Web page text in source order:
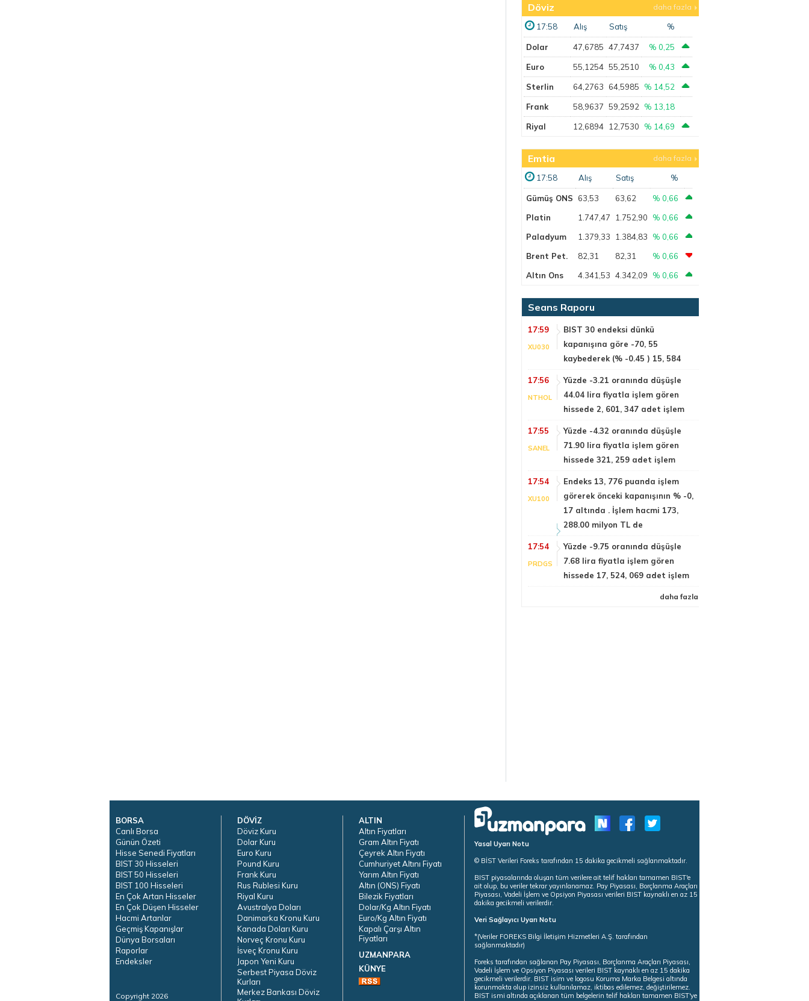
Döviz daha fazla
17:58 Alış Satış %
Dolar 47,6785 47,7437 % 0,25
Euro 55,1254 55,2510 % 0,43
Sterlin 64,2763 64,5985 % 14,52
Frank 58,9637 59,2592 % 13,18
Riyal 12,6894 12,7530 % 14,69
Emtia daha fazla
17:58 Alış Satış %
Gümüş ONS 63,53 63,62
% 0,66
Platin
1.747,47 1.752,90
% 0,66
Paladyum
1.379,33 1.384,83
% 0,66
Brent Pet.
82,31 82,31
% 0,66
Altın Ons
4.341,53 4.342,09 % 0,66
Seans Raporu
17:59
XU030
BIST 30 endeksi dünkü
kapanışına göre -70, 55
kaybederek (% -0.45 ) 15, 584
17:56
NTHOL
Yüzde -3.21 oranında düşüşle
44.04 lira fiyatla işlem gören
hissede 2, 601, 347 adet işlem
17:55
SANEL
Yüzde -4.32 oranında düşüşle
71.90 lira fiyatla işlem gören
hissede 321, 259 adet işlem
17:54
XU100
Endeks 13, 776 puanda işlem
görerek önceki kapanışının % -0,
17 altında . İşlem hacmi 173,
288.00 milyon TL de
17:54
PRDGS
Yüzde -9.75 oranında düşüşle
7.68 lira fiyatla işlem gören
hissede 17, 524, 069 adet işlem
daha fazla
BORSA
Canlı Borsa
Günün Özeti
Hisse Senedi Fiyatları
BIST 30 Hisseleri
BIST 50 Hisseleri
BIST 100 Hisseleri
En Çok Artan Hisseler
En Çok Düşen Hisseler
Hacmi Artanlar
Geçmiş Kapanışlar
Dünya Borsaları
Raporlar
Endeksler
Copyright 2026
DÖVİZ
Döviz Kuru
Dolar Kuru
Euro Kuru
Pound Kuru
Frank Kuru
Rus Rublesi Kuru
Riyal Kuru
Avustralya Doları
Danimarka Kronu Kuru
Kanada Doları Kuru
Norveç Kronu Kuru
İsveç Kronu Kuru
Japon Yeni Kuru
Serbest Piyasa Döviz
Kurları
Merkez Bankası Döviz
ALTIN
Altın Fiyatları
Gram Altın Fiyatı
Çeyrek Altın Fiyatı
Cumhuriyet Altını Fiyatı
Yarım Altın Fiyatı
Altın (ONS) Fiyatı
Bilezik Fiyatları
Dolar/Kg Altın Fiyatı
Euro/Kg Altın Fiyatı
Kapalı Çarşı Altın
Fiyatları
UZMANPARA
KÜNYE
Yasal Uyarı Notu
© BİST Verileri Foreks tarafından 15 dakika gecikmeli sağlanmaktadır.
BIST piyasalarında oluşan tüm verilere ait telif hakları tamamen BIST'e
ait olup, bu veriler tekrar yayınlanamaz. Pay Piyasası, Borçlanma Araçları
Piyasası, Vadeli İşlem ve Opsiyon Piyasası verileri BIST kaynaklı en az 15
dakika gecikmeli verilerdir.
Veri Sağlayıcı Uyarı Notu
*(Veriler FOREKS Bilgi İletişim Hizmetleri A.Ş. tarafından
sağlanmaktadır)
Foreks tarafından sağlanan Pay Piyasası, Borçlanma Araçları Piyasası,
Vadeli İşlem ve Opsiyon Piyasası verileri BIST kaynaklı en az 15 dakika
gecikmeli verilerdir. BIST isim ve logosu Koruma Marka Belgesi altında
korunmakta olup izinsiz kullanılamaz, iktibas edilemez, değiştirilemez.
BIST ismi altında açıklanan tüm belgelerin telif hakları tamamen BIST'ye